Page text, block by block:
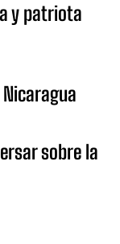
y patriota
sobre la